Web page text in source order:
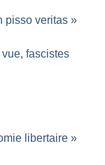
pisso veritas »
fascistes
libertaire »